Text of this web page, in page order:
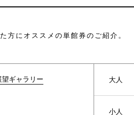
方にオススメの単館券のご紹介。
望ギャラリー 大人
小人